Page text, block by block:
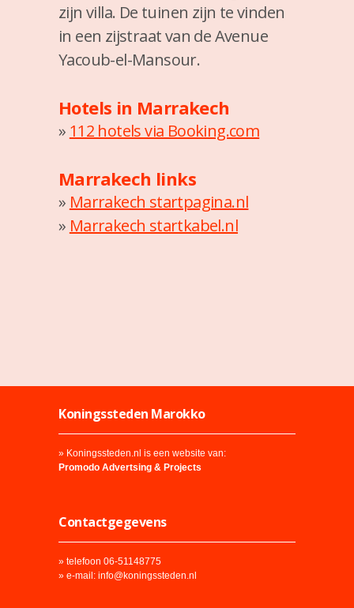
zijn villa. De tuinen zijn te vinden
in een zijstraat van de Avenue
Yacoub-el-Mansour.
Hotels in Marrakech
» 112 hotels via Booking.com
Marrakech links
» Marrakech startpagina.nl
» Marrakech startkabel.nl
Koningssteden Marokko
» Koningssteden.nl is een website van:
Promodo Advertsing & Projects
Contactgegevens
» telefoon 06-51148775
» e-mail: info@koningssteden.nl